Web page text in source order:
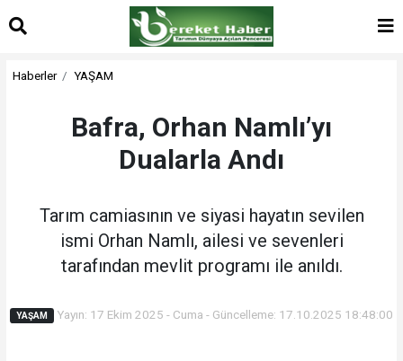
Haberler YAŞAM
Bafra, Orhan Namlı’yı
Dualarla Andı
Tarım camiasının ve siyasi hayatın sevilen
ismi Orhan Namlı, ailesi ve sevenleri
tarafından mevlit programı ile anıldı.
YAŞAM Yayın: 17 Ekim 2025 - Cuma - Güncelleme: 17.10.2025 18:48:00